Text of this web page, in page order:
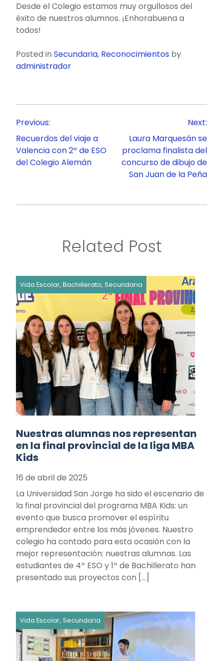
Desde el Colegio estamos muy orgullosos del
éxito de nuestros alumnos. ¡Enhorabuena a
todos!
Posted in Secundaria, Reconocimientos by
administrador
Navegación
de
entradas
Previous:
Recuerdos del viaje a
Valencia con 2º de ESO
del Colegio Alemán
Next:
Laura Marquesán se
proclama finalista del
concurso de dibujo de
San Juan de la Peña
Related Post
Vida Escolar, Bachillerato, Secundaria
Nuestras alumnas nos representan
en la final provincial de la liga MBA
Kids
16 de abril de 2025
La Universidad San Jorge ha sido el escenario de
la final provincial del programa MBA Kids: un
evento que busca promover el espíritu
emprendedor entre los más jóvenes. Nuestro
colegio ha contado para esta ocasión con la
mejor representación: nuestras alumnas. Las
estudiantes de 4º ESO y 1º de Bachillerato han
presentado sus proyectos con […]
Vida Escolar, Secundaria